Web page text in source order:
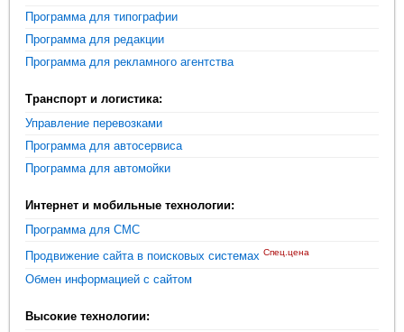
Программа для типографии
Программа для редакции
Программа для рекламного агентства
Транспорт и логистика:
Управление перевозками
Программа для автосервиса
Программа для автомойки
Интернет и мобильные технологии:
Программа для СМС
Продвижение сайта в поисковых системах Спец.цена
Обмен информацией с сайтом
Высокие технологии: